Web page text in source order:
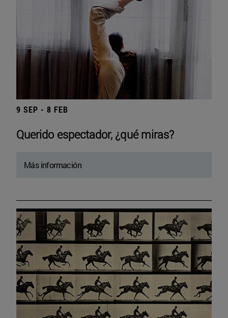
9 SEP - 8 FEB
Querido espectador, ¿qué miras?
Más información